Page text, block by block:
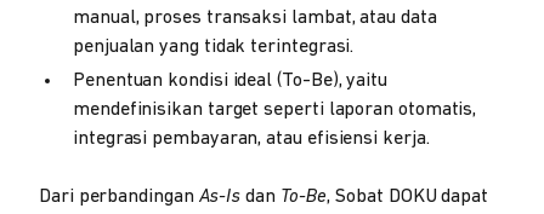
manual, proses transaksi lambat, atau data
penjualan yang tidak terintegrasi.
Penentuan kondisi ideal (To-Be), yaitu
mendefinisikan target seperti laporan otomatis,
integrasi pembayaran, atau efisiensi kerja.
Dari perbandingan As-Is dan To-Be, Sobat DOKU dapat